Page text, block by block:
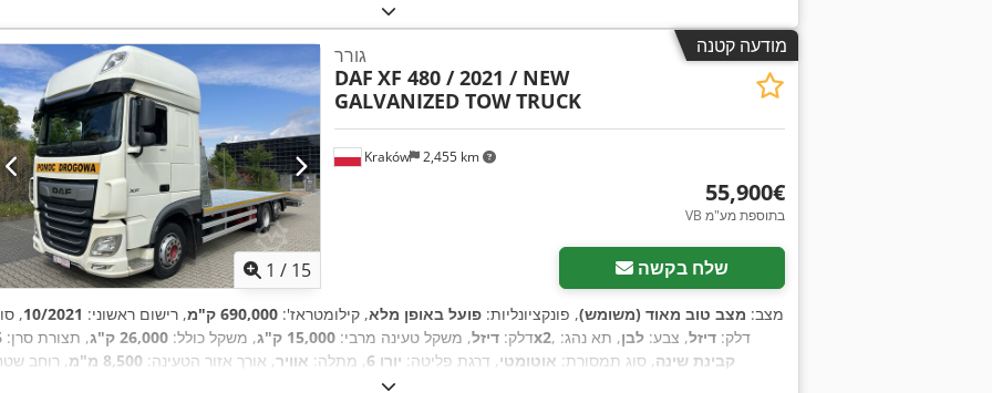
מודעה קטנה
1 / 15
Kraków 2,455 km
גורר
DAF XF 480 / 2021 / NEW
GALVANIZED TOW TRUCK
‏55,900 ‏€
VB בתוספת מע"מ
שלח בקשה
מצב: מצב טוב מאוד (משומש), פונקציונליות: פועל באופן מלא, קילומטראז': 690,000 ק"מ , רישום ראשוני: 10/2021
,
דלק: דיזל, משקל טעינה מרבי: 15,000 ק"ג , משקל כולל: 26,000 ק"ג , תצורת סרן: 6x2 , דלק: דיזל, צבע: לבן, תא נהג:
קבינת שינה, סוג תמסורת: אוטומטי, דרגת פליטה: יורו 6 , מתלה: אוויר, אורך אזור הטעינה: 8,500 מ"מ
, רוחב
2,550 מ"מ